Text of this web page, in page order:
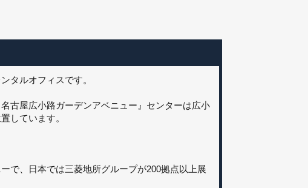
タルオフィスです。
古屋広小路ガーデンアベニュー』センターは広小
しています。
で、日本では三菱地所グループが200拠点以上展